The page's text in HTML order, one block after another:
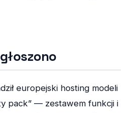
europejski hosting modeli
pack” — zestawem funkcji i